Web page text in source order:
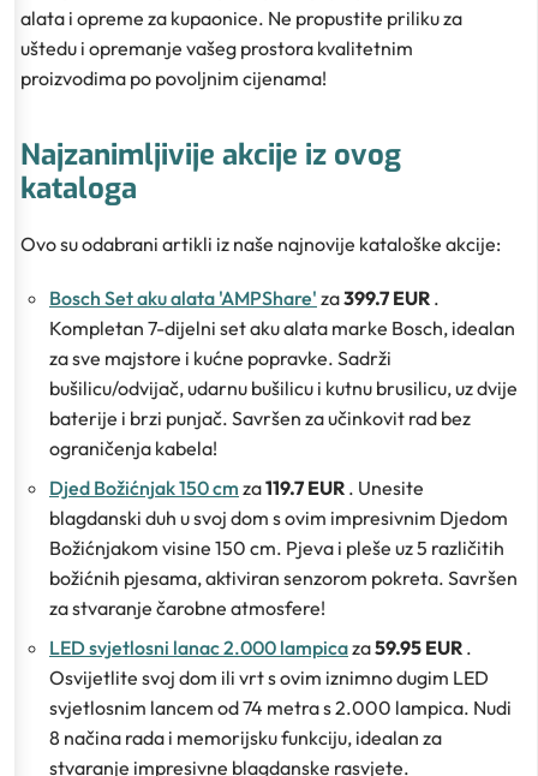
alata i opreme za kupaonice. Ne propustite priliku za
uštedu i opremanje vašeg prostora kvalitetnim
proizvodima po povoljnim cijenama!
Najzanimljivije akcije iz ovog
kataloga
Ovo su odabrani artikli iz naše najnovije kataloške akcije:
Bosch Set aku alata 'AMPShare' za399.7 EUR .
Kompletan 7-dijelni set aku alata marke Bosch, idealan
za sve majstore i kućne popravke. Sadrži
bušilicu/odvijač, udarnu bušilicu i kutnu brusilicu, uz dvije
baterije i brzi punjač. Savršen za učinkovit rad bez
ograničenja kabela!
Djed Božićnjak 150 cm za119.7 EUR . Unesite
blagdanski duh u svoj dom s ovim impresivnim Djedom
Božićnjakom visine 150 cm. Pjeva i pleše uz 5 različitih
božićnih pjesama, aktiviran senzorom pokreta. Savršen
za stvaranje čarobne atmosfere!
LED svjetlosni lanac 2.000 lampicaza59.95 EUR .
Osvijetlite svoj dom ili vrt s ovim iznimno dugim LED
svjetlosnim lancem od 74 metra s 2.000 lampica. Nudi
8 načina rada i memorijsku funkciju, idealan za
stvaranje impresivne blagdanske rasvjete.